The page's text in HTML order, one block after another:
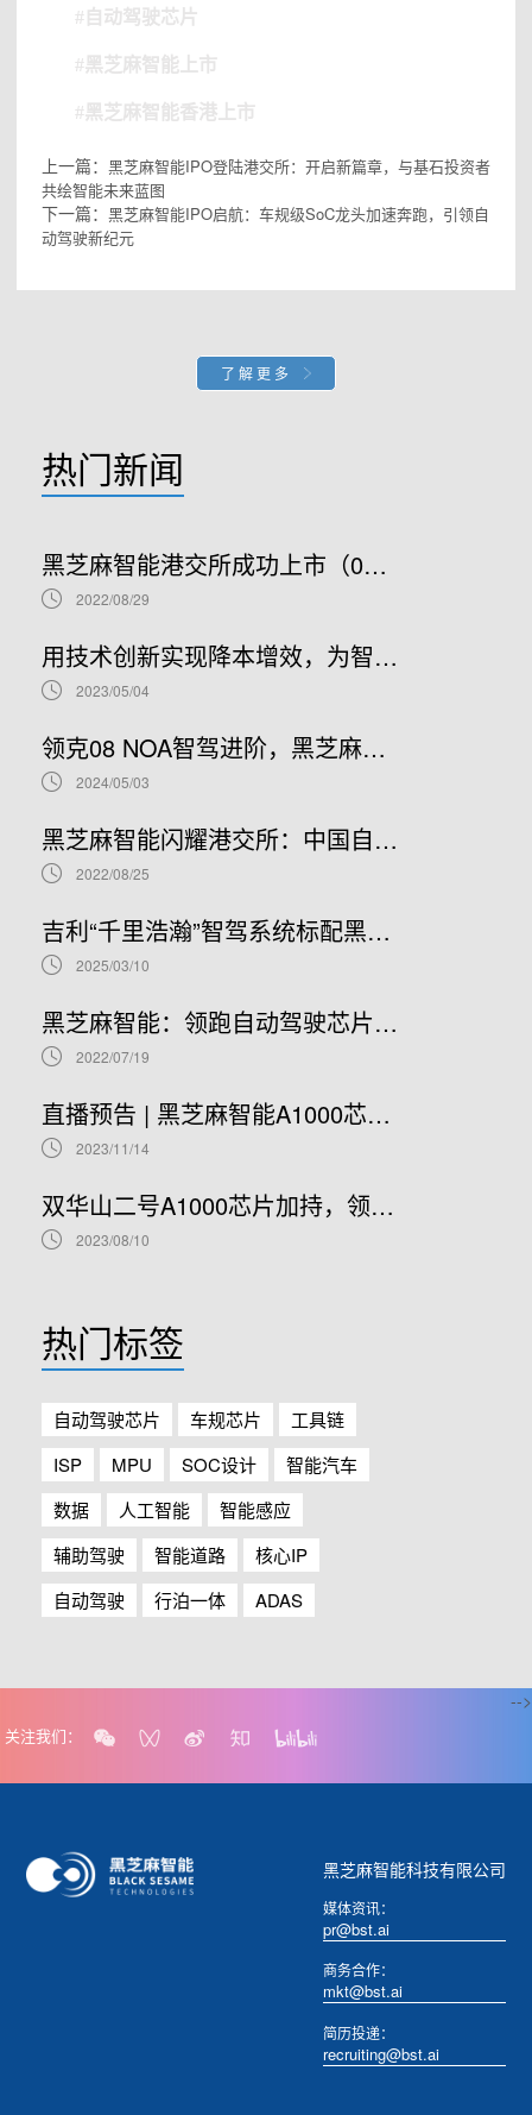
#自动驾驶芯片
#黑芝麻智能上市
#黑芝麻智能香港上市
上一篇： 黑芝麻智能IPO登陆港交所：开启新篇章，与基石投资者
共绘智能未来蓝图
下一篇： 黑芝麻智能IPO启航：车规级SoC龙头加速奔跑，引领自
动驾驶新纪元
了解更多
热门新闻
黑芝麻智能港交所成功上市（02533.HK）：车规级SoC领军者加速全球布局
2022/08/29
用技术创新实现降本增效，为智能汽车产业发展贡献“芯”力量
2023/05/04
领克08 NOA智驾进阶，黑芝麻智能携手吉利推进NOA普及
2024/05/03
黑芝麻智能闪耀港交所：中国自动驾驶芯片龙头上市新篇章，股票代码02533.HK引领未来
2022/08/25
吉利“千里浩瀚”智驾系统标配黑芝麻智能华山A1000芯片，加速智驾平权时代到来
2025/03/10
黑芝麻智能：领跑自动驾驶芯片赛道，开启港股IPO新篇章
2022/07/19
直播预告 | 黑芝麻智能A1000芯片基础软件开发在线研讨会
2023/11/14
双华山二号A1000芯片加持，领克08正式开售！
2023/08/10
热门标签
自动驾驶芯片 车规芯片
工具链
ISP
MPU SOC设计
智能汽车
数据
人工智能
智能感应
辅助驾驶
智能道路
核心IP
自动驾驶
行泊一体 ADAS
关注我们：
-->
黑芝麻智能科技有限公司
媒体资讯：
pr@bst.ai
商务合作：
mkt@bst.ai
简历投递：
recruiting@bst.ai